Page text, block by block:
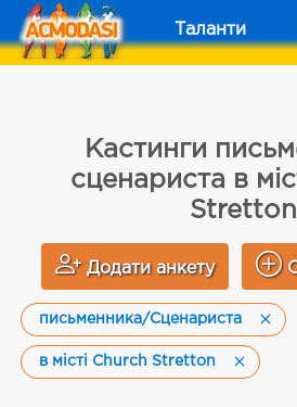
Таланти
Кастинги
сценариста в
Stretton
Додати анкету
письменника/Сценариста
в місті Church Stretton